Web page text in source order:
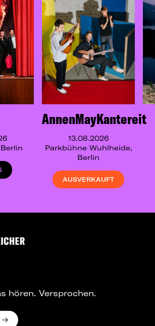
AnnenMayKantereit
13.08.2026
Parkbühne Wuhlheide,
Berlin
AUSVERKAUFT
hören. Versprochen.